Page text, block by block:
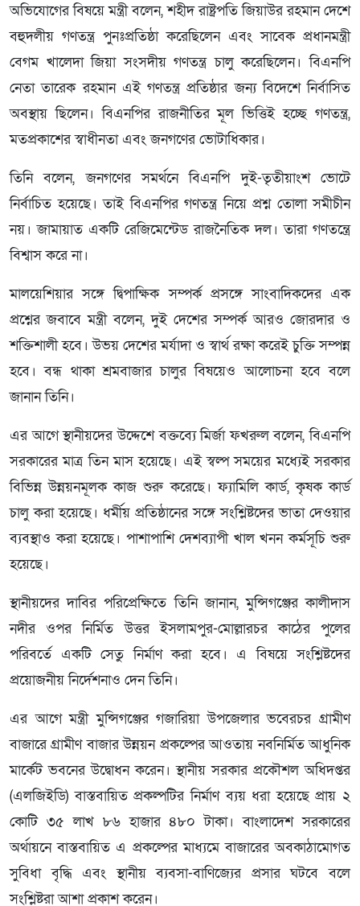
অভিযোগের বিষয়ে মন্ত্রী বলেন, শহীদ রাষ্ট্রপতি জিয়াউর রহমান দেশে
বহুদলীয় গণতন্ত্র পুনঃপ্রতিষ্ঠা করেছিলেন এবং সাবেক প্রধানমন্ত্রী
বেগম খালেদা জিয়া সংসদীয় গণতন্ত্র চালু করেছিলেন। বিএনপি
নেতা তারেক রহমান এই গণতন্ত্র প্রতিষ্ঠার জন্য বিদেশে নির্বাসিত
অবস্থায় ছিলেন। বিএনপির রাজনীতির মূল ভিত্তিই হচ্ছে গণতন্ত্র,
মতপ্রকাশের স্বাধীনতা এবং জনগণের ভোটাধিকার।
তিনি বলেন, জনগণের সমর্থনে বিএনপি দুই-তৃতীয়াংশ ভোটে
নির্বাচিত হয়েছে। তাই বিএনপির গণতন্ত্র নিয়ে প্রশ্ন তোলা সমীচীন
নয়। জামায়াত একটি রেজিমেন্টেড রাজনৈতিক দল। তারা গণতন্ত্রে
বিশ্বাস করে না।
মালয়েশিয়ার সঙ্গে দ্বিপাক্ষিক সম্পর্ক প্রসঙ্গে সাংবাদিকদের এক
প্রশ্নের জবাবে মন্ত্রী বলেন, দুই দেশের সম্পর্ক আরও জোরদার ও
শক্তিশালী হবে। উভয় দেশের মর্যাদা ও স্বার্থ রক্ষা করেই চুক্তি সম্পন্ন
হবে। বন্ধ থাকা শ্রমবাজার চালুর বিষয়েও আলোচনা হবে বলে
জানান তিনি।
এর আগে স্থানীয়দের উদ্দেশে বক্তব্যে মির্জা ফখরুল বলেন, বিএনপি
সরকারের মাত্র তিন মাস হয়েছে। এই স্বল্প সময়ের মধ্যেই সরকার
বিভিন্ন উন্নয়নমূলক কাজ শুরু করেছে। ফ্যামিলি কার্ড, কৃষক কার্ড
চালু করা হয়েছে। ধর্মীয় প্রতিষ্ঠানের সঙ্গে সংশ্লিষ্টদের ভাতা দেওয়ার
ব্যবস্থাও করা হয়েছে। পাশাপাশি দেশব্যাপী খাল খনন কর্মসূচি শুরু
হয়েছে।
স্থানীয়দের দাবির পরিপ্রেক্ষিতে তিনি জানান, মুন্সিগঞ্জের কালীদাস
নদীর ওপর নির্মিত উত্তর ইসলামপুর-মোল্লারচর কাঠের পুলের
পরিবর্তে একটি সেতু নির্মাণ করা হবে। এ বিষয়ে সংশ্লিষ্টদের
প্রয়োজনীয় নির্দেশনাও দেন তিনি।
এর আগে মন্ত্রী মুন্সিগঞ্জের গজারিয়া উপজেলার ভবেরচর গ্রামীণ
বাজারে গ্রামীণ বাজার উন্নয়ন প্রকল্পের আওতায় নবনির্মিত আধুনিক
মার্কেট ভবনের উদ্বোধন করেন। স্থানীয় সরকার প্রকৌশল অধিদপ্তর
(এলজিইডি) বাস্তবায়িত প্রকল্পটির নির্মাণ ব্যয় ধরা হয়েছে প্রায় ২
কোটি ৩৫ লাখ ৮৬ হাজার ৪৮০ টাকা। বাংলাদেশ সরকারের
অর্থায়নে বাস্তবায়িত এ প্রকল্পের মাধ্যমে বাজারের অবকাঠামোগত
সুবিধা বৃদ্ধি এবং স্থানীয় ব্যবসা-বাণিজ্যের প্রসার ঘটবে বলে
সংশ্লিষ্টরা আশা প্রকাশ করেন।